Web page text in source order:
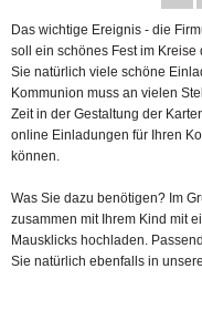
Das wichtige Ereignis - die
soll ein schönes Fest im
Sie natürlich viele schöne
Kommunion muss an vielen
Zeit in der Gestaltung der
online Einladungen für Ihren
können.
Was Sie dazu benötigen? Im
zusammen mit Ihrem Kind mit
Mausklicks hochladen.
Sie natürlich ebenfalls in